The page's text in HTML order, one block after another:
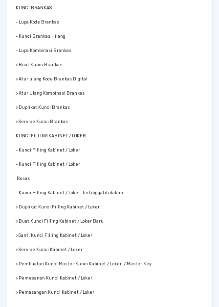
KUNCI BRANKAS
- Lupa Kode Brankas
- Kunci Brankas Hilang
- Lupa Kombinasi Brankas
> Buat Kunci Brankas
> Atur ulang Kode Brankas Digital
> Atur Ulang Kombinasi Brankas
> Duplikat Kunci Brankas
> Service Kunci Brankas
KUNCI FILLING KABINET / LOKER
- Kunci Filling Kabinet / Loker
- Kunci Filling Kabinet / Loker
Rusak
- Kunci Filling Kabinet / Loker Tertinggal di dalam
> Duplikat Kunci Filling Kabinet / Loker
> Buat Kunci Filling Kabinet / Loker Baru
> Ganti Kunci Filling Kabinet / Loker
> Service Kunci Kabinet / Loker
> Pembuatan Kunci Master Kunci Kabinet / Loker / Master Key
> Pemesanan Kunci Kabinet / Loker
> Pemasangan Kunci Kabinet / Loker